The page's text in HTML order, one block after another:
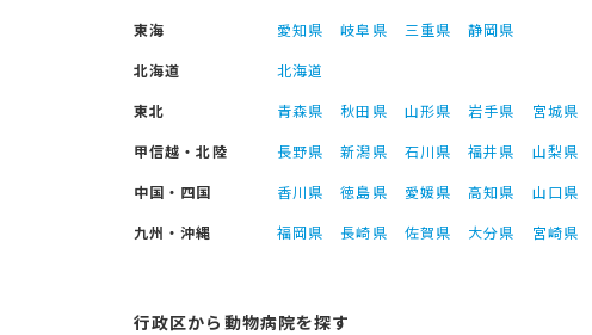
東海
愛知県 岐阜県 三重県
静岡県
北海道
北海道
東北
青森県 秋田県 山形県 岩手県 宮城県
甲信越・北陸
長野県 新潟県 石川県 福井県 山梨県
中国・四国
香川県 徳島県 愛媛県 高知県 山口県
九州・沖縄
福岡県 長崎県 佐賀県 大分県 宮崎県
行政区から動物病院を探す